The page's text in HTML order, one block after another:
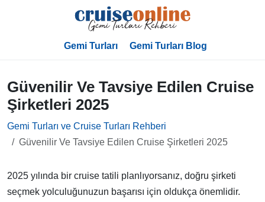
Gemi Turları Gemi Turları Blog
Güvenilir Ve Tavsiye Edilen Cruise
Şirketleri 2025
Gemi Turları ve Cruise Turları Rehberi
Güvenilir Ve Tavsiye Edilen Cruise Şirketleri 2025
2025 yılında bir cruise tatili planlıyorsanız, doğru şirketi
seçmek yolculuğunuzun başarısı için oldukça önemlidir.